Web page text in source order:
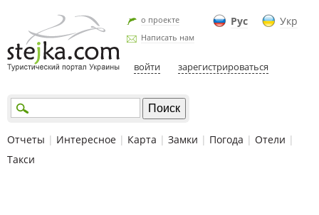
Рус Укр
о проекте
Написать нам
войти зарегистрироваться
Отчеты | Интересное | Карта | Замки | Погода | Отели |
Такси